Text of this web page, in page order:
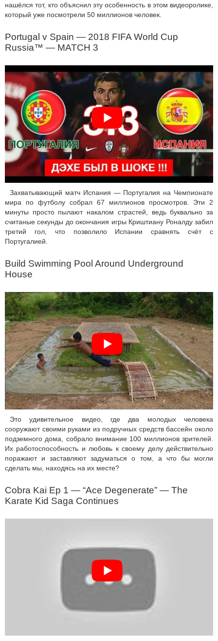
нашёлся тот, кто объяснил эту особенность в этом видеоролике,
который уже посмотрели 50 миллионов человек.
Portugal v Spain — 2018 FIFA World Cup
Russia™ — MATCH 3
Захватывающий матч Испания — Португалия на Чемпионате
мира по футболу собрал 67 миллионов просмотров. Эти 2
минуты просто пылают накалом страстей, ведь буквально за
считаные секунды до окончания игры Криштиану Роналду забил
третий гол, что позволило Испании сравнять счёт с
Португалией.
Build Swimming Pool Around Underground
House
Это удивительное видео, где два молодых человека
сооружают своими руками из подручных средств бассейн около
подземного дома, собрало внимание 100 миллионов зрителей.
Их работоспособность и любовь к своему делу действительно
поражают и заставляют задуматься о том, а что бы могли
сделать мы, находясь на их месте?
Cobra Kai Ep 1 — “Ace Degenerate” — The
Karate Kid Saga Continues